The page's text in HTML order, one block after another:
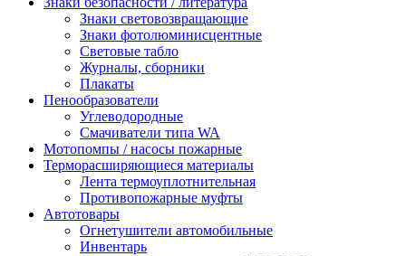
Знаки световозвращающие
Знаки фотолюминисцентные
Световые табло
Журналы, сборники
Плакаты
Пенообразователи
Углеводородные
Смачиватели типа WA
Мотопомпы / насосы пожарные
Терморасширяющиеся материалы
Лента термоуплотнительная
Противопожарные муфты
Автотовары
Огнетушители автомобильные
Инвентарь